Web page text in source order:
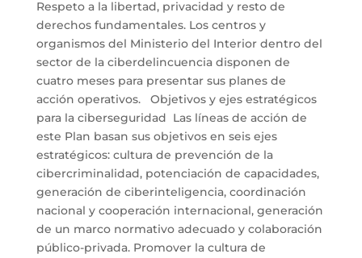
Respeto a la libertad, privacidad y resto de
derechos fundamentales. Los centros y
organismos del Ministerio del Interior dentro del
sector de la ciberdelincuencia disponen de
cuatro meses para presentar sus planes de
acción operativos. Objetivos y ejes estratégicos
para la ciberseguridad Las líneas de acción de
este Plan basan sus objetivos en seis ejes
estratégicos: cultura de prevención de la
cibercriminalidad, potenciación de capacidades,
generación de ciberinteligencia, coordinación
nacional y cooperación internacional, generación
de un marco normativo adecuado y colaboración
público-privada. Promover la cultura de